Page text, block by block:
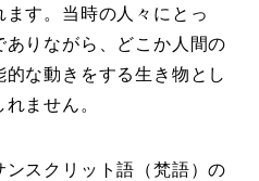
す。当時の人々にとっ
りながら、どこか人間の
な動きをする生き物とし
ません。
スクリット語（梵語）の